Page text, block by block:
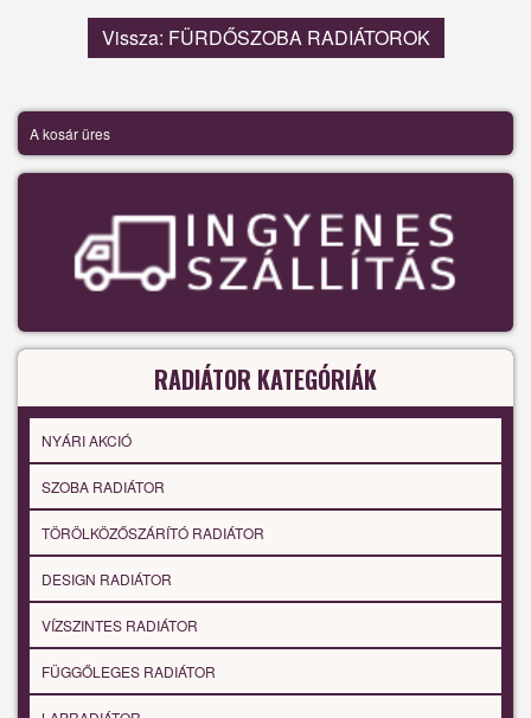
Vissza: FÜRDŐSZOBA RADIÁTOROK
A kosár üres
RADIÁTOR KATEGÓRIÁK
NYÁRI AKCIÓ
SZOBA RADIÁTOR
TÖRÖLKÖZŐSZÁRÍTÓ RADIÁTOR
DESIGN RADIÁTOR
VÍZSZINTES RADIÁTOR
FÜGGŐLEGES RADIÁTOR